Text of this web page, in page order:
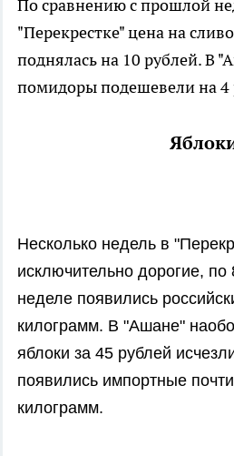
По сравнению с прошлой
"Перекрестке" цена на
поднялась на 10 рублей. В
помидоры подешевели на 4
Несколько недель в
исключительно дорогие, по
неделе появились
килограмм. В "Ашане"
яблоки за 45 рублей
появились импортные
килограмм.